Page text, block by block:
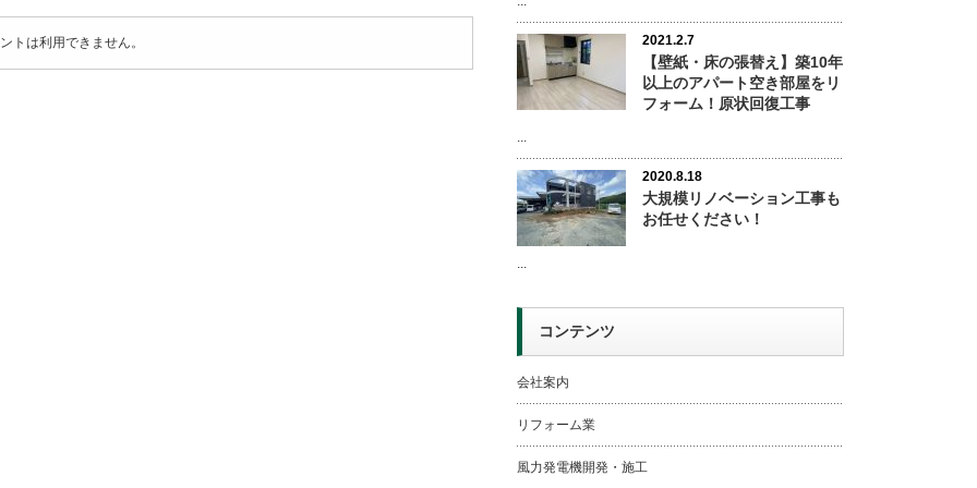
トは利用できません。 2021.2.7
【壁紙・床の張替え】築10年
以上のアパート空き部屋をリ
フォーム！原状回復工事
...
2020.8.18
大規模リノベーション工事も
お任せください！
...
コンテンツ
会社案内
リフォーム業
風力発電機開発・施工